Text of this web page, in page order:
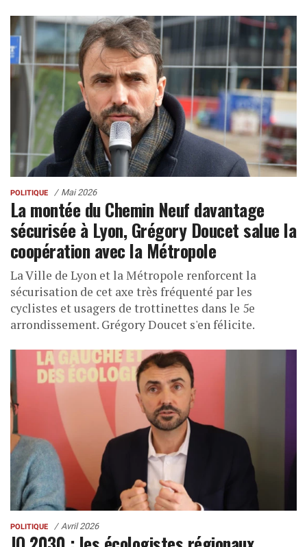
POLITIQUE Mai 2026
La montée du Chemin Neuf davantage
sécurisée à Lyon, Grégory Doucet salue la
coopération avec la Métropole
La Ville de Lyon et la Métropole renforcent la
sécurisation de cet axe très fréquenté par les
cyclistes et usagers de trottinettes dans le 5e
arrondissement. Grégory Doucet s'en félicite.
POLITIQUE Avril 2026